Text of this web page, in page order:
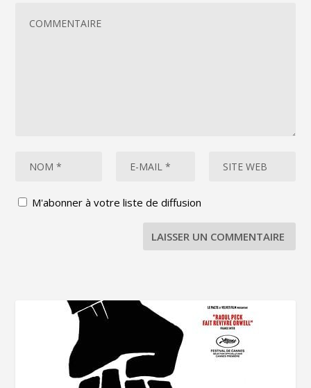
M'abonner à votre liste de diffusion